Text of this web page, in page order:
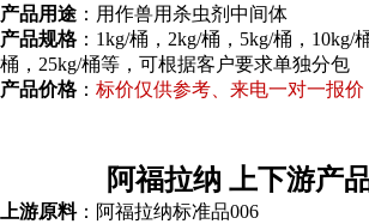
产品用途 ：用作兽用杀虫剂中间体
产品规格：1kg/桶，2kg/桶，5kg/桶，10kg/
桶，25kg/桶等，可根据客户要求单独分包
产品价格： 标价仅供参考、来电一对一报价
阿福拉纳 上下游产
上游原料：阿福拉纳标准品006